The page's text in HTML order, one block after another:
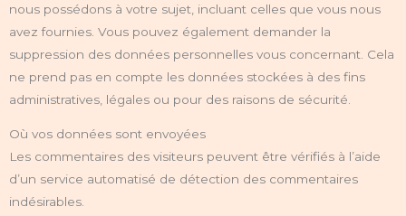
nous possédons à votre sujet, incluant celles que vous nous
avez fournies. Vous pouvez également demander la
suppression des données personnelles vous concernant. Cela
ne prend pas en compte les données stockées à des fins
administratives, légales ou pour des raisons de sécurité.
Où vos données sont envoyées
Les commentaires des visiteurs peuvent être vérifiés à l’aide
d’un service automatisé de détection des commentaires
indésirables.